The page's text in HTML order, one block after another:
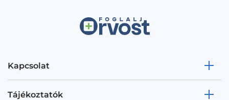
Kapcsolat
Tájékoztatók